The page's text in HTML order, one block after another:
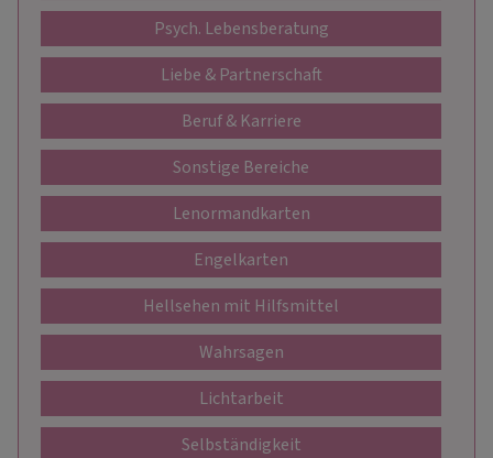
Psych. Lebensberatung
Liebe & Partnerschaft
Beruf & Karriere
Sonstige Bereiche
Lenormandkarten
Engelkarten
Hellsehen mit Hilfsmittel
Wahrsagen
Lichtarbeit
Selbständigkeit